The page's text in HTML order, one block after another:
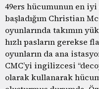
49ers hücumunun en
başladığım Christian
oyunlarında takımın
hızlı pasların gerekse
oyunların da ana
CMC’yi ingilizcesi
olarak kullanarak